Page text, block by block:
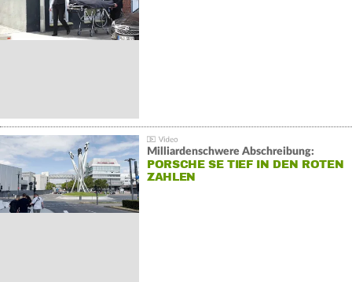
Milliardenschwere Abschreibung:
PORSCHE SE TIEF IN DEN ROTEN
ZAHLEN